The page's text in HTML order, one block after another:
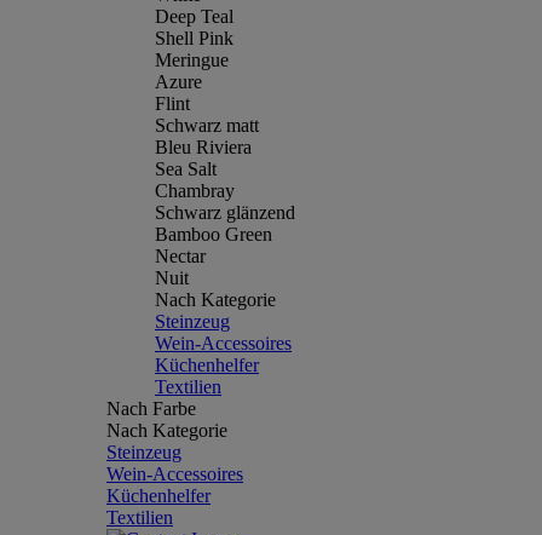
Deep Teal
Shell Pink
Meringue
Azure
Flint
Schwarz matt
Bleu Riviera
Sea Salt
Chambray
Schwarz glänzend
Bamboo Green
Nectar
Nuit
Nach Kategorie
Steinzeug
Wein-Accessoires
Küchenhelfer
Textilien
Nach Farbe
Nach Kategorie
Steinzeug
Wein-Accessoires
Küchenhelfer
Textilien